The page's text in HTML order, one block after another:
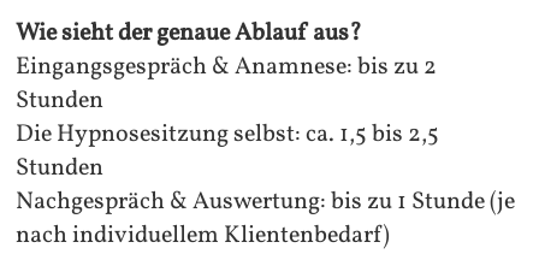
Wie sieht der genaue Ablauf aus?
Eingangsgespräch & Anamnese: bis zu 2
Stunden
Die Hypnosesitzung selbst: ca. 1,5 bis 2,5
Stunden
Nachgespräch & Auswertung: bis zu 1 Stunde (je
nach individuellem Klientenbedarf)